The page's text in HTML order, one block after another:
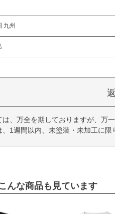
九州
、万全を期しておりますが、万
1週間以内、未塗装・未加工に限
んな商品も見ています